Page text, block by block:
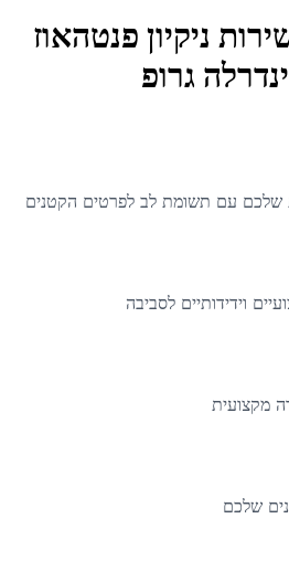
ניקיון פנטהאוז
גרופ
שלכם עם תשומת לב לפרטים הקטנים
וידידותיים לסביבה
מקצועית
שלכם